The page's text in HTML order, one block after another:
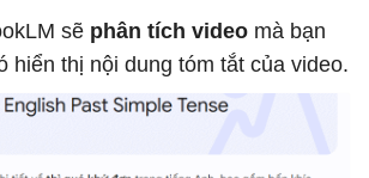
sẽ phân tích video mà bạn
hiển thị nội dung tóm tắt của video.